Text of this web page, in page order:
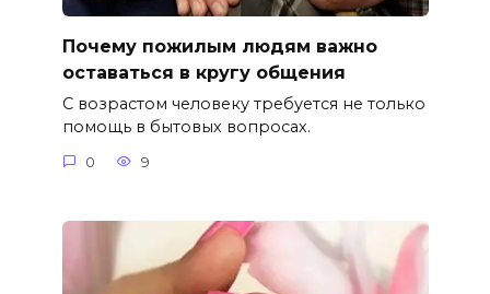
Почему пожилым людям важно
оставаться в кругу общения
С возрастом человеку требуется не только
помощь в бытовых вопросах.
0 9